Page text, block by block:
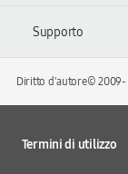
Supporto
Diritto d'autore© 2009-
Termini di utilizzo